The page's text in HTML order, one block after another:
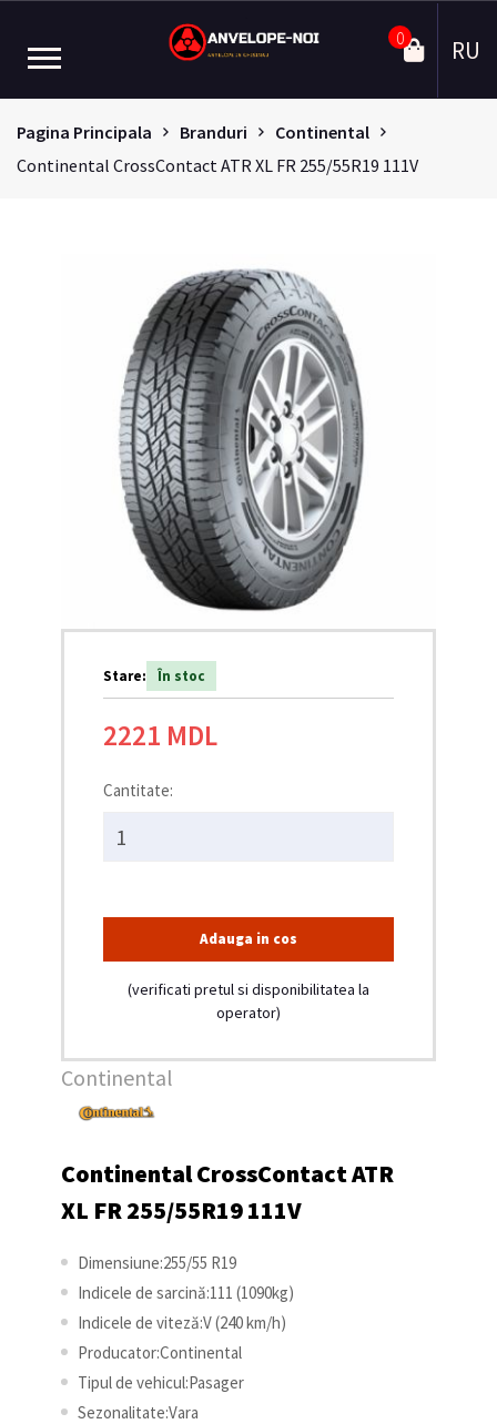
0 RU
Pagina Principala Branduri
Continental
Continental CrossContact ATR XL FR 255/55R19 111V
Continental
Continental CrossContact ATR
XL FR 255/55R19 111V
Dimensiune:255/55 R19
Indicele de sarcină:111 (1090kg)
Indicele de viteză:V (240 km/h)
Producator:Continental
Tipul de vehicul:Pasager
Sezonalitate:Vara
Stare: În stoc
2221 MDL
Cantitate:
Adauga in cos
(verificati pretul si disponibilitatea la
operator)